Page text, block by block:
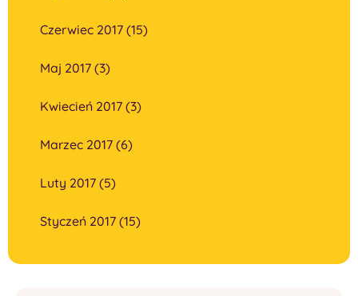
Czerwiec 2017 (15)
Maj 2017 (3)
Kwiecień 2017 (3)
Marzec 2017 (6)
Luty 2017 (5)
Styczeń 2017 (15)